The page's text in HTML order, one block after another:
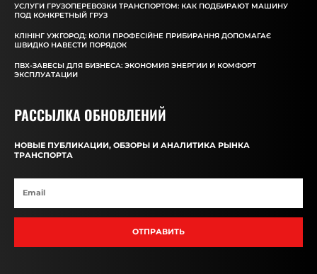
УСЛУГИ ГРУЗОПЕРЕВОЗКИ ТРАНСПОРТОМ: КАК ПОДБИРАЮТ МАШИНУ
ПОД КОНКРЕТНЫЙ ГРУЗ
КЛІНІНГ УЖГОРОД: КОЛИ ПРОФЕСІЙНЕ ПРИБИРАННЯ ДОПОМАГАЄ
ШВИДКО НАВЕСТИ ПОРЯДОК
ПВХ-ЗАВЕСЫ ДЛЯ БИЗНЕСА: ЭКОНОМИЯ ЭНЕРГИИ И КОМФОРТ
ЭКСПЛУАТАЦИИ
РАССЫЛКА ОБНОВЛЕНИЙ
НОВЫЕ ПУБЛИКАЦИИ, ОБЗОРЫ И АНАЛИТИКА РЫНКА
ТРАНСПОРТА
ОТПРАВИТЬ